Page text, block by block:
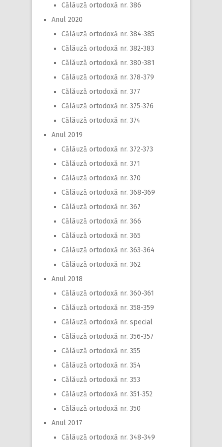
Călăuză ortodoxă nr. 386
Anul 2020
Călăuză ortodoxă nr. 384-385
Călăuză ortodoxă nr. 382-383
Călăuză ortodoxă nr. 380-381
Călăuză ortodoxă nr. 378-379
Călăuză ortodoxă nr. 377
Călăuză ortodoxă nr. 375-376
Călăuză ortodoxă nr. 374
Anul 2019
Călăuză ortodoxă nr. 372-373
Călăuză ortodoxă nr. 371
Călăuză ortodoxă nr. 370
Călăuză ortodoxă nr. 368-369
Călăuză ortodoxă nr. 367
Călăuză ortodoxă nr. 366
Călăuză ortodoxă nr. 365
Călăuză ortodoxă nr. 363-364
Călăuză ortodoxă nr. 362
Anul 2018
Călăuză ortodoxă nr. 360-361
Călăuză ortodoxă nr. 358-359
Călăuză ortodoxă nr. special
Călăuză ortodoxă nr. 356-357
Călăuză ortodoxă nr. 355
Călăuză ortodoxă nr. 354
Călăuză ortodoxă nr. 353
Călăuză ortodoxă nr. 351-352
Călăuză ortodoxă nr. 350
Anul 2017
Călăuză ortodoxă nr. 348-349